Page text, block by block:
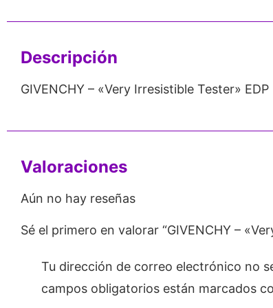
Descripción
GIVENCHY – «Very Irresistible Tester»
Valoraciones
Aún no hay reseñas
Sé el primero en valorar “GIVENCHY –
Tu dirección de correo electrónico no
campos obligatorios están marcados